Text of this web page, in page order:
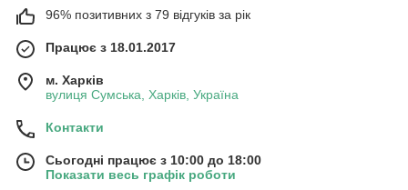
96% позитивних з 79 відгуків за рік
Працює з 18.01.2017
м. Харків
вулиця Сумська, Харків, Україна
Контакти
Сьогодні працює з 10:00 до 18:00
Показати весь графік роботи